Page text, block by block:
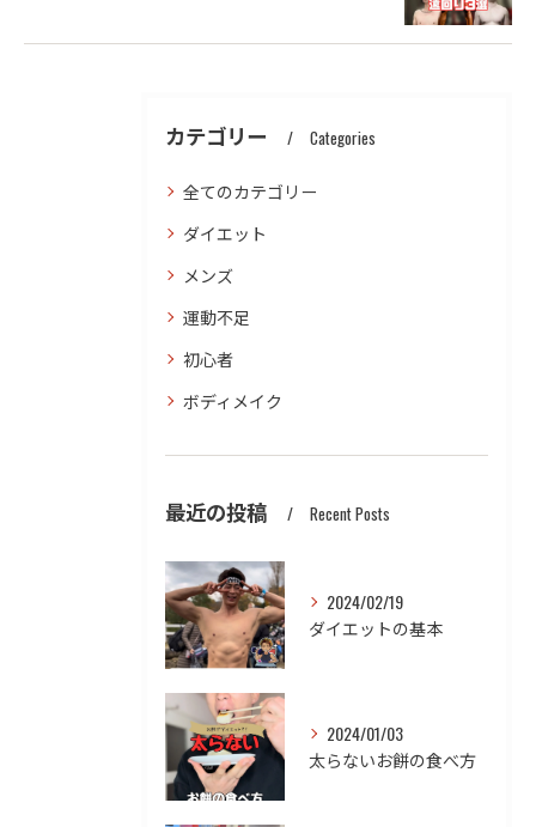
カテゴリー Categories
全てのカテゴリー
ダイエット
メンズ
運動不足
初心者
ボディメイク
最近の投稿 Recent Posts
2024/02/19
ダイエットの基本
2024/01/03
太らないお餅の食べ方